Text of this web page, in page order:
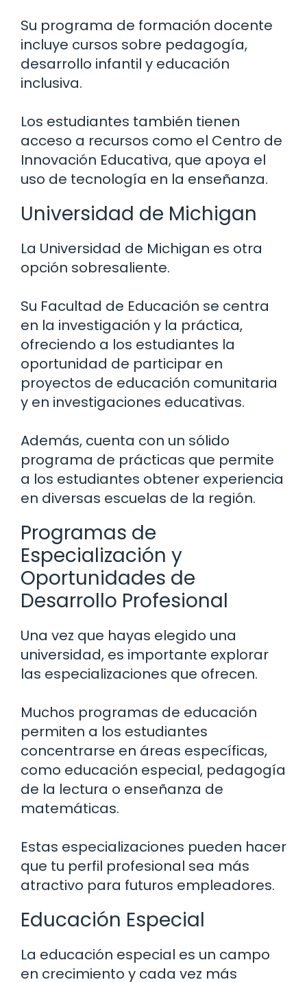
Su programa de formación docente
incluye cursos sobre pedagogía,
desarrollo infantil y educación
inclusiva.
Los estudiantes también tienen
acceso a recursos como el Centro de
Innovación Educativa, que apoya el
uso de tecnología en la enseñanza.
Universidad de Michigan
La Universidad de Michigan es otra
opción sobresaliente.
Su Facultad de Educación se centra
en la investigación y la práctica,
ofreciendo a los estudiantes la
oportunidad de participar en
proyectos de educación comunitaria
y en investigaciones educativas.
Además, cuenta con un sólido
programa de prácticas que permite
a los estudiantes obtener experiencia
en diversas escuelas de la región.
Programas de
Especialización y
Oportunidades de
Desarrollo Profesional
Una vez que hayas elegido una
universidad, es importante explorar
las especializaciones que ofrecen.
Muchos programas de educación
permiten a los estudiantes
concentrarse en áreas específicas,
como educación especial, pedagogía
de la lectura o enseñanza de
matemáticas.
Estas especializaciones pueden hacer
que tu perfil profesional sea más
atractivo para futuros empleadores.
Educación Especial
La educación especial es un campo
en crecimiento y cada vez más